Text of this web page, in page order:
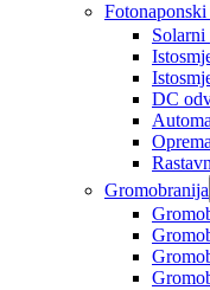
Solarni
DC
Gromobranija